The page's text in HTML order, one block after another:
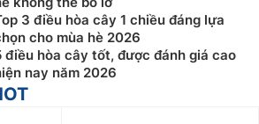
3 điều hòa cây 1 chiều đáng lựa
cho mùa hè 2026
điều hòa cây tốt, được đánh giá cao
nay năm 2026